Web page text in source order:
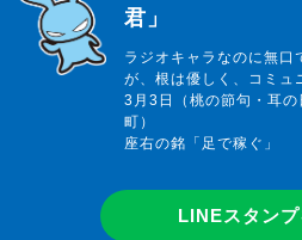
君」
ラジオキャラなのに無口
が、根は優しく、コミュ
3月3日（桃の節句・耳
町）
座右の銘「足で稼ぐ」
LINEスタンプ